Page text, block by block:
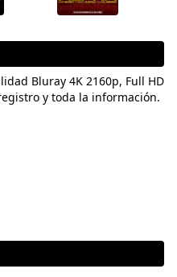
Bluray 4K 2160p, Full HD
y toda la información.